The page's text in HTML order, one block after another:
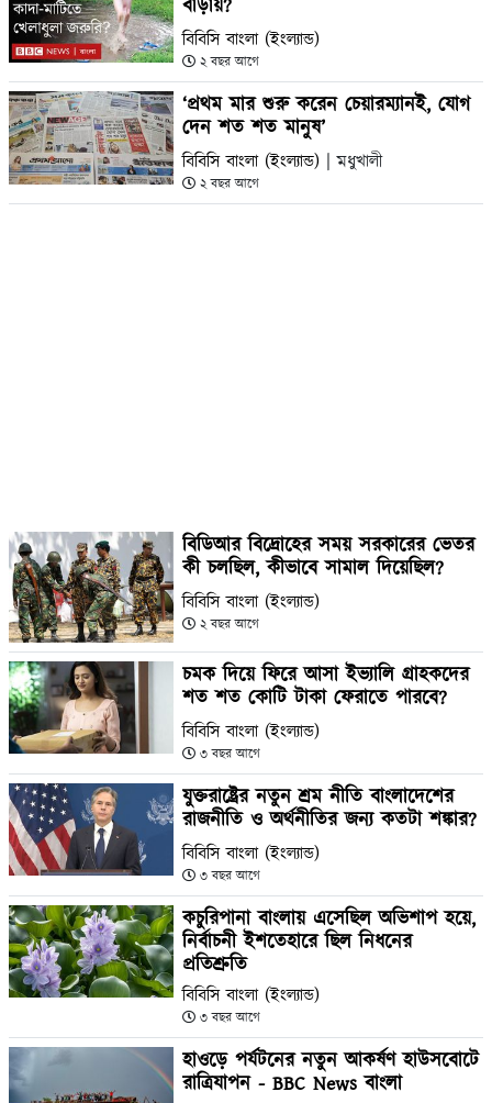
বাড়ায়?
বিবিসি বাংলা (ইংল্যান্ড)
২ বছর আগে
‘প্রথম মার শুরু করেন চেয়ারম্যানই, যোগ
দেন শত শত মানুষ’
বিবিসি বাংলা (ইংল্যান্ড) | মধুখালী
২ বছর আগে
বিডিআর বিদ্রোহের সময় সরকারের ভেতর
কী চলছিল, কীভাবে সামাল দিয়েছিল?
বিবিসি বাংলা (ইংল্যান্ড)
২ বছর আগে
চমক দিয়ে ফিরে আসা ইভ্যালি গ্রাহকদের
শত শত কোটি টাকা ফেরাতে পারবে?
বিবিসি বাংলা (ইংল্যান্ড)
৩ বছর আগে
যুক্তরাষ্ট্রের নতুন শ্রম নীতি বাংলাদেশের
রাজনীতি ও অর্থনীতির জন্য কতটা শঙ্কার?
বিবিসি বাংলা (ইংল্যান্ড)
৩ বছর আগে
কচুরিপানা বাংলায় এসেছিল অভিশাপ হয়ে,
নির্বাচনী ইশতেহারে ছিল নিধনের
প্রতিশ্রুতি
বিবিসি বাংলা (ইংল্যান্ড)
৩ বছর আগে
হাওড়ে পর্যটনের নতুন আকর্ষণ হাউসবোটে
রাত্রিযাপন - BBC News বাংলা